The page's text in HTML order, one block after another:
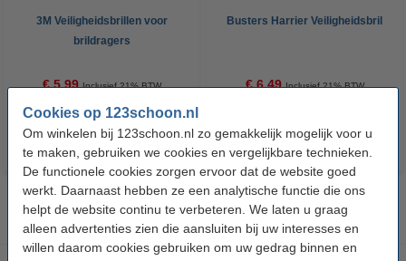
Cookies op 123schoon.nl
Om winkelen bij 123schoon.nl zo gemakkelijk mogelijk voor u
te maken, gebruiken we cookies en vergelijkbare technieken.
De functionele cookies zorgen ervoor dat de website goed
werkt. Daarnaast hebben ze een analytische functie die ons
helpt de website continu te verbeteren. We laten u graag
alleen advertenties zien die aansluiten bij uw interesses en
willen daarom cookies gebruiken om uw gedrag binnen en
3M Veiligheidsbrillen voor
brildragers
€ 5,99 Inclusief 21% BTW
Busters Harrier Veiligheidsbril
€ 6,49 Inclusief 21% BTW